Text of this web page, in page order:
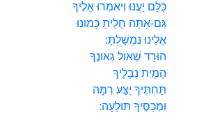
כֻּלָּם יַעֲנוּ וְיאמְרוּ אֵלֶיךָ
גַּם-אַתָּה חֻלֵּיתָ כָמונוּ
אֵלֵינוּ נִמְשָׁלְתָּ:
הוּרַד שְׁאול גְאונֶךָ
הֶמְיַת נְבָלֶיךָ
תַּחְתֶּיךָ יֻצַּע רִמָּה
וּמְכַסֶּיךָ תּולֵעָה: